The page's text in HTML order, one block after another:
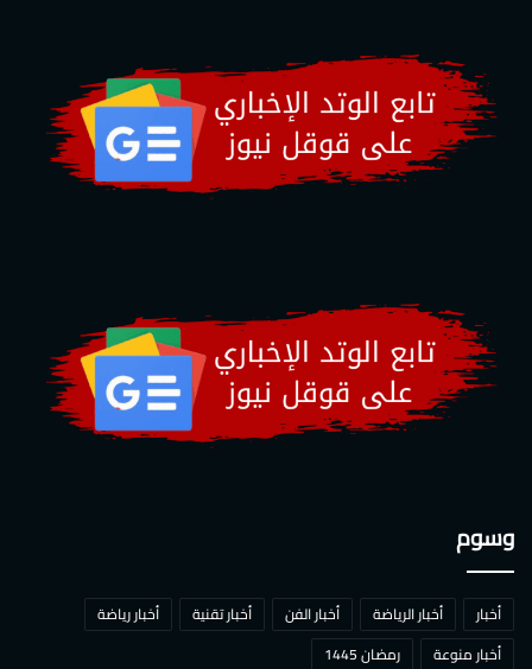
وسوم
أخبار أخبار الرياضة أخبار الفن أخبار تقنية
أخبار رياضة
أخبار منوعة
رمضان 1445